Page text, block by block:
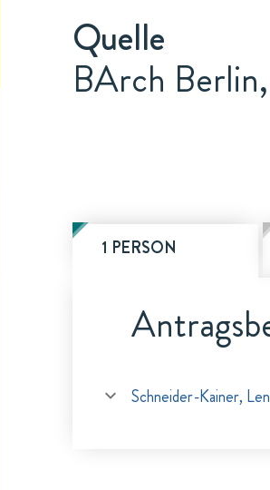
Quelle
BArch
1 PERSON
Schneider-Kainer,